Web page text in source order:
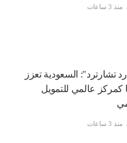
منذ 3 ساعات
تشارترد": السعودية تعزز
كمركز عالمي للتمويل
منذ 3 ساعات